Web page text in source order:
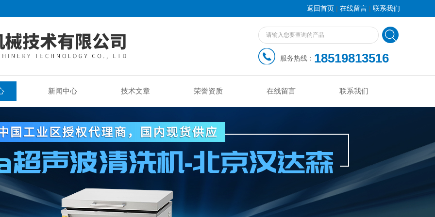
返回首页 | 在线留言 | 联系我们
服务热线： 18519813516
新闻中心 技术文章 荣誉资质 在线留言 联系我们